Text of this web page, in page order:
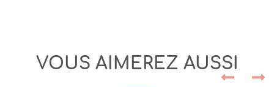
VOUS AIMEREZ AUSSI